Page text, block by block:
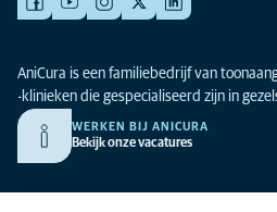
AniCura is een familiebedrijf van
-klinieken die gespecialiseerd zijn in
WERKEN BIJ ANICURA
Bekijk onze vacatures